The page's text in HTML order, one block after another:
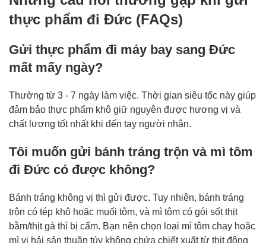
thực phẩm đi Đức (FAQs)
Gửi thực phẩm đi máy bay sang Đức
mất mấy ngày?
Thường từ 3 - 7 ngày làm việc. Thời gian siêu tốc này giúp
đảm bảo thực phẩm khô giữ nguyên được hương vị và
chất lượng tốt nhất khi đến tay người nhận.
Tôi muốn gửi bánh tráng trộn và mì tôm
đi Đức có được không?
Bánh tráng không vị thì gửi được. Tuy nhiên, bánh tráng
trộn có tép khô hoặc muối tôm, và mì tôm có gói sốt thịt
bằm/thịt gà thì bị cấm. Bạn nên chọn loại mì tôm chay hoặc
mì vị hải sản thuần túy không chứa chiết xuất từ thịt động